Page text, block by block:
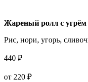
Жареный ролл с угрём
Рис, нори, угорь,
440 ₽
от 220 ₽